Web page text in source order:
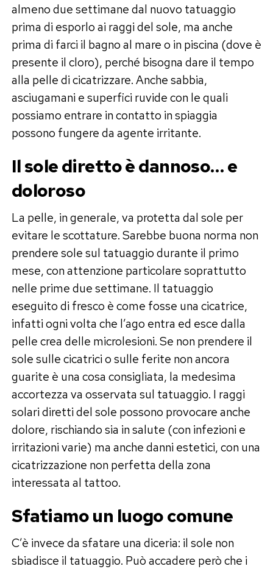
almeno due settimane dal nuovo tatuaggio
prima di esporlo ai raggi del sole, ma anche
prima di farci il bagno al mare o in piscina (dove è
presente il cloro), perché bisogna dare il tempo
alla pelle di cicatrizzare. Anche sabbia,
asciugamani e superfici ruvide con le quali
possiamo entrare in contatto in spiaggia
possono fungere da agente irritante.
Il sole diretto è dannoso… e
doloroso
La pelle, in generale, va protetta dal sole per
evitare le scottature. Sarebbe buona norma non
prendere sole sul tatuaggio durante il primo
mese, con attenzione particolare soprattutto
nelle prime due settimane. Il tatuaggio
eseguito di fresco è come fosse una cicatrice,
infatti ogni volta che l’ago entra ed esce dalla
pelle crea delle microlesioni. Se non prendere il
sole sulle cicatrici o sulle ferite non ancora
guarite è una cosa consigliata, la medesima
accortezza va osservata sul tatuaggio. I raggi
solari diretti del sole possono provocare anche
dolore, rischiando sia in salute (con infezioni e
irritazioni varie) ma anche danni estetici, con una
cicatrizzazione non perfetta della zona
interessata al tattoo.
Sfatiamo un luogo comune
C’è invece da sfatare una diceria: il sole non
sbiadisce il tatuaggio. Può accadere però che i